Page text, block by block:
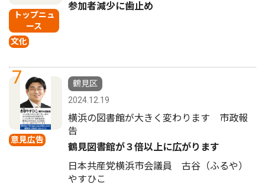
トップニュ
ース
文化
参加者減少に歯止め
7
意見広告
鶴見区
2024.12.19
横浜の図書館が大きく変わります 市政報
告
鶴見図書館が３倍以上に広がります
日本共産党横浜市会議員 古谷（ふるや）
やすひこ